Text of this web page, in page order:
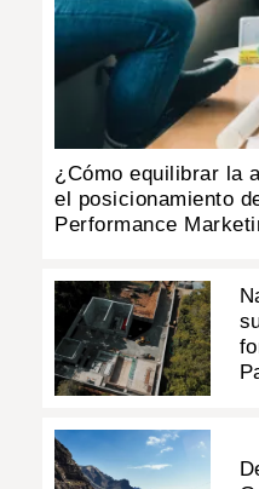
¿Cómo equilibrar la
el posicionamiento
Performance